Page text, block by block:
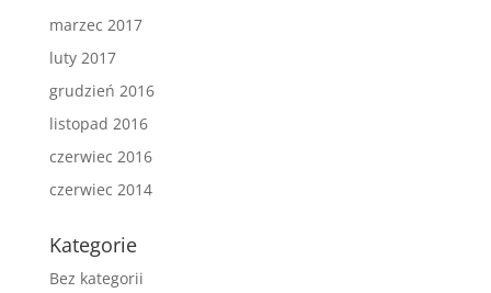
marzec 2017
luty 2017
grudzień 2016
listopad 2016
czerwiec 2016
czerwiec 2014
Kategorie
Bez kategorii